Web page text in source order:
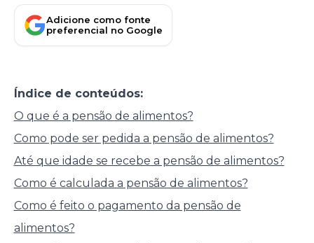
Adicione como fonte
preferencial no Google
Índice de conteúdos:
O que é a pensão de alimentos?
Como pode ser pedida a pensão de alimentos?
Até que idade se recebe a pensão de alimentos?
Como é calculada a pensão de alimentos?
Como é feito o pagamento da pensão de
alimentos?